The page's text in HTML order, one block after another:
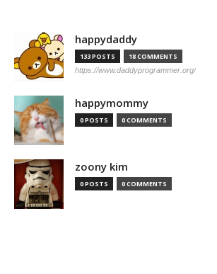
happydaddy
133 POSTS 18 COMMENTS
https://www.daddyprogrammer.org/
happymommy
0 POSTS 0 COMMENTS
zoony kim
0 POSTS 0 COMMENTS